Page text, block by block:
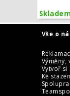
Skladem
Vše o
Výměny,
Vytvoř si
Ke